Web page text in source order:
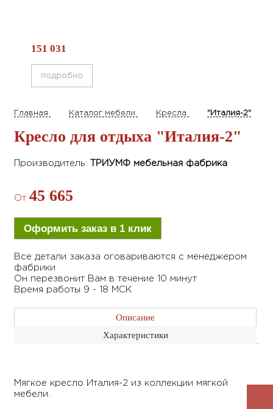
151 031
подробно
Главная Каталог мебели Кресла "Италия-2"
Кресло для отдыха "Италия-2"
Производитель: ТРИУМФ мебельная фабрика
От 45 665
Оформить заказ в 1 клик
Все детали заказа оговариваются с менеджером
фабрики
Он перезвонит Вам в течение 10 минут
Время работы 9 - 18 МСК
Описание
Характеристики
Мягкое кресло Италия-2 из коллекции мягкой
мебели.